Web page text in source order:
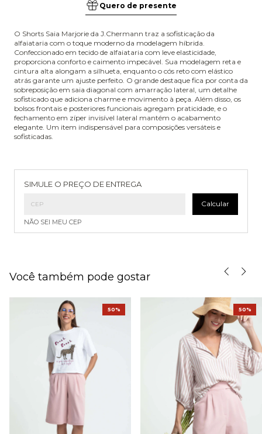
Quero de presente
O Shorts Saia Marjorie da J.Chermann traz a sofisticação da
alfaiataria com o toque moderno da modelagem híbrida.
Confeccionado em tecido de alfaiataria com leve elasticidade,
proporciona conforto e caimento impecável. Sua modelagem reta e
cintura alta alongam a silhueta, enquanto o cós reto com elástico
atrás garante um ajuste perfeito. O grande destaque fica por conta da
sobreposição em saia diagonal com amarração lateral, um detalhe
sofisticado que adiciona charme e movimento à peça. Além disso, os
bolsos frontais e posteriores funcionais agregam praticidade, e o
fechamento em zíper invisível lateral mantém o acabamento
elegante. Um item indispensável para composições versáteis e
sofisticadas.
SIMULE O PREÇO DE ENTREGA
Calcular
NÃO SEI MEU CEP
Você também pode gostar
50% 50%